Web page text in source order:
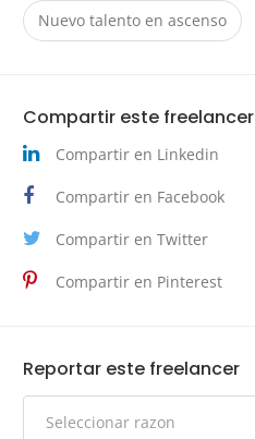
Nuevo talento en ascenso
Compartir este freelancer
Compartir en Linkedin
Compartir en Facebook
Compartir en Twitter
Compartir en Pinterest
Reportar este freelancer